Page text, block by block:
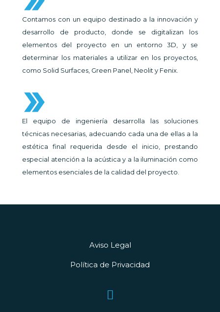
Contamos con un equipo destinado a la innovación y
desarrollo de producto, donde se digitalizan los
elementos del proyecto en un entorno 3D, y se
determinar los materiales a utilizar en los proyectos,
como Solid Surfaces, Green Panel, Neolit y Fenix.
El equipo de ingeniería desarrolla las soluciones
técnicas necesarias, adecuando cada una de ellas a la
estética final requerida desde el inicio, prestando
especial atención a la acústica y a la iluminación como
elementos esenciales de la calidad del proyecto.
Aviso Legal
Política de Privacidad